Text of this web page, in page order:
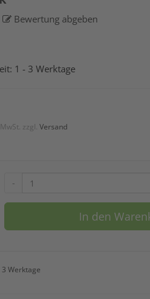
Bewertung abgeben
1 - 3 Werktage
zzgl. Versand
-
In den
Werktage